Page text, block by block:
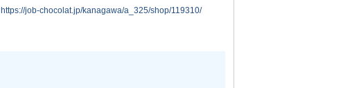
https://job-chocolat.jp/kanagawa/a_325/shop/119310/